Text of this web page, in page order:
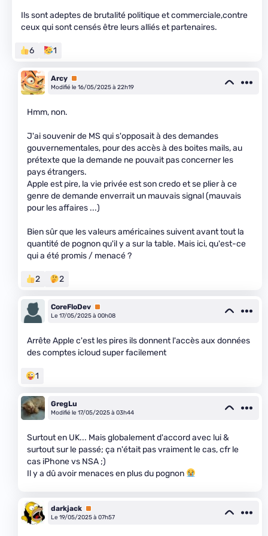
Ils sont adeptes de brutalité politique et commerciale,contre
ceux qui sont censés être leurs alliés et partenaires.
6 1
Arcy Premium
Modifié le 16/05/2025 à 22h19
Hmm, non.
J'ai souvenir de MS qui s'opposait à des demandes
gouvernementales, pour des accès à des boites mails, au
prétexte que la demande ne pouvait pas concerner les
pays étrangers.
Apple est pire, la vie privée est son credo et se plier à ce
genre de demande enverrait un mauvais signal (mauvais
pour les affaires ...)
Bien sûr que les valeurs américaines suivent avant tout la
quantité de pognon qu'il y a sur la table. Mais ici, qu'est-ce
qui a été promis / menacé ?
2 2
CoreFloDev Premium
Le 17/05/2025 à 00h08
Arrête Apple c'est les pires ils donnent l'accès aux données
des comptes icloud super facilement
1
GregLu
Modifié le 17/05/2025 à 03h44
Surtout en UK... Mais globalement d'accord avec lui &
surtout sur le passé; ça n'était pas vraiment le cas, cfr le
cas iPhone vs NSA ;)
Il y a dû avoir menaces en plus du pognon
darkjack Premium
Le 19/05/2025 à 07h57